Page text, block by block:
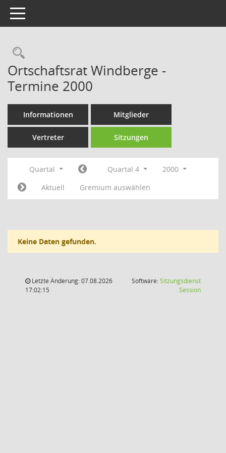
Toggle navigation
Rechercheauswahl
Ortschaftsrat Windberge -
Termine 2000
Informationen Mitglieder
Vertreter Sitzungen
Quartal Quartal 4
2000
Aktuell
Gremium auswählen
Keine Daten gefunden.
Letzte Änderung: 07.08.2026
17:02:15
Software:Sitzungsdienst
Session(Wird in